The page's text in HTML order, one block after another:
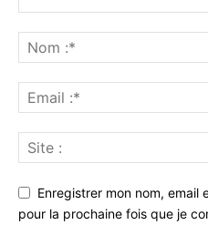
Enregistrer mon nom,
pour la prochaine fois que je